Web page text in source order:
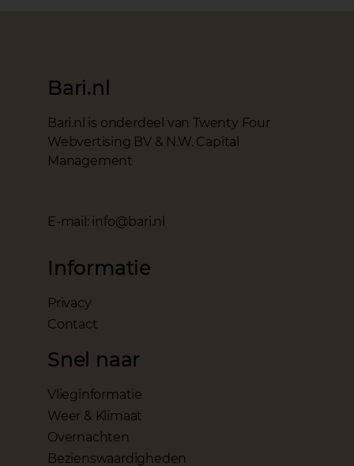
Bari.nl
Bari.nl is onderdeel van Twenty Four
Webvertising BV & N.W. Capital
Management
E-mail: info@bari.nl
Informatie
Privacy
Contact
Snel naar
Vlieginformatie
Weer & Klimaat
Overnachten
Bezienswaardigheden